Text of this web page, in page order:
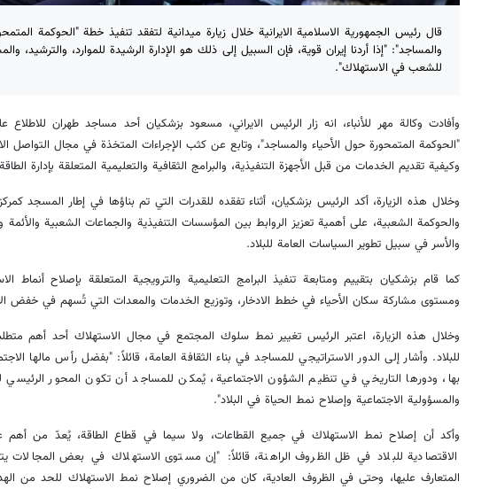
قال رئيس الجمهورية الاسلامية الايرانية خلال زيارة ميدانية لتفقد تنفيذ خطة "الحوكمة
والمساجد": "إذا أردنا إيران قوية، فإن السبيل إلى ذلك هو الإدارة الرشيدة للموارد، والترشيد،
للشعب في الاستهلاك".
وأفادت وكالة مهر للأنباء، انه زار الرئيس الايراني، مسعود بزشكيان أحد مساجد طهران
"الحوكمة المتمحورة حول الأحياء والمساجد"، وتابع عن كثب الإجراءات المتخذة في مجال التواصل
وكيفية تقديم الخدمات من قبل الأجهزة التنفيذية، والبرامج الثقافية والتعليمية المتعلقة بإدارة
وخلال هذه الزيارة، أكد الرئيس بزشكيان، أثناء تفقده للقدرات التي تم بناؤها في إطار المسجد
والحوكمة الشعبية، على أهمية تعزيز الروابط بين المؤسسات التنفيذية والجماعات الشعبية والأئمة
والأسر في سبيل تطوير السياسات العامة للبلاد.
كما قام بزشكيان بتقييم ومتابعة تنفيذ البرامج التعليمية والترويجية المتعلقة بإصلاح أنماط
ومستوى مشاركة سكان الأحياء في خطط الادخار، وتوزيع الخدمات والمعدات التي تُسهم في خفض
وخلال هذه الزيارة، اعتبر الرئيس تغيير نمط سلوك المجتمع في مجال الاستهلاك أحد أهم
للبلاد. وأشار إلى الدور الاستراتيجي للمساجد في بناء الثقافة العامة، قائلاً: "بفضل رأس مالها
بها، ودورها التاريخي في تنظيم الشؤون الاجتماعية، يُمكن للمساجد أن تكون المحور الرئيسي
والمسؤولية الاجتماعية وإصلاح نمط الحياة في البلاد".
وأكد أن إصلاح نمط الاستهلاك في جميع القطاعات، ولا سيما في قطاع الطاقة، يُعدّ من أهم
الاقتصادية للبلاد في ظل الظروف الراهنة، قائلاً: "إن مستوى الاستهلاك في بعض المجالات
المتعارف عليها، وحتى في الظروف العادية، كان من الضروري إصلاح نمط الاستهلاك للحد من